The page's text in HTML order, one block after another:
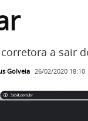
a sair
Golveia 26/02/2020 18:10